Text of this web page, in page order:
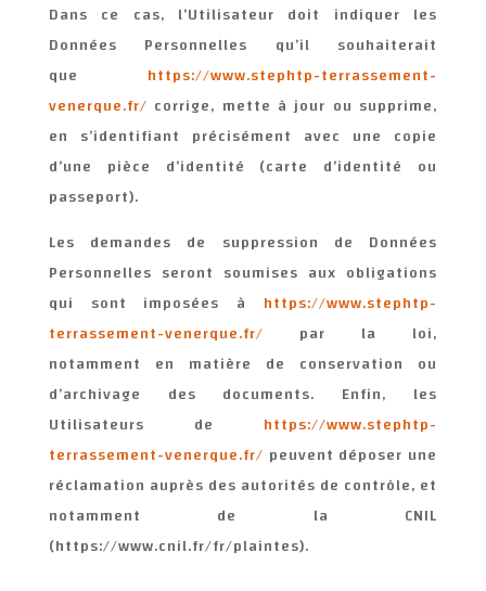
Dans ce cas, l’Utilisateur doit indiquer les
Données Personnelles qu’il souhaiterait
que
https://www.stephtp-terrassement-
venerque.fr/ corrige, mette à jour ou supprime,
en s’identifiant précisément avec une copie
d’une pièce d’identité (carte d’identité ou
passeport).
Les demandes de suppression de Données
Personnelles seront soumises aux obligations
qui sont imposées à
https://www.stephtp-
terrassement-venerque.fr/
par la loi,
notamment en matière de conservation ou
d’archivage des documents. Enfin, les
Utilisateurs de
https://www.stephtp-
terrassement-venerque.fr/ peuvent déposer une
réclamation auprès des autorités de contrôle, et
notamment de la CNIL
(https://www.cnil.fr/fr/plaintes).